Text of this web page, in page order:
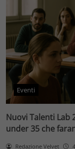
Eventi
Nuovi Talenti Lab
under 35 che
Redazione Velvet